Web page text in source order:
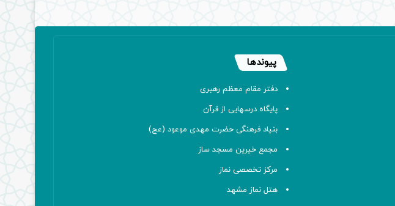
پیوندها
دفتر مقام معظم رهبری
پایگاه درسهایی از قرآن
بنیاد فرهنگی حضرت مهدی موعود (عج)
مجمع خیرین مسجد ساز
مرکز تخصصی نماز
هتل نماز مشهد